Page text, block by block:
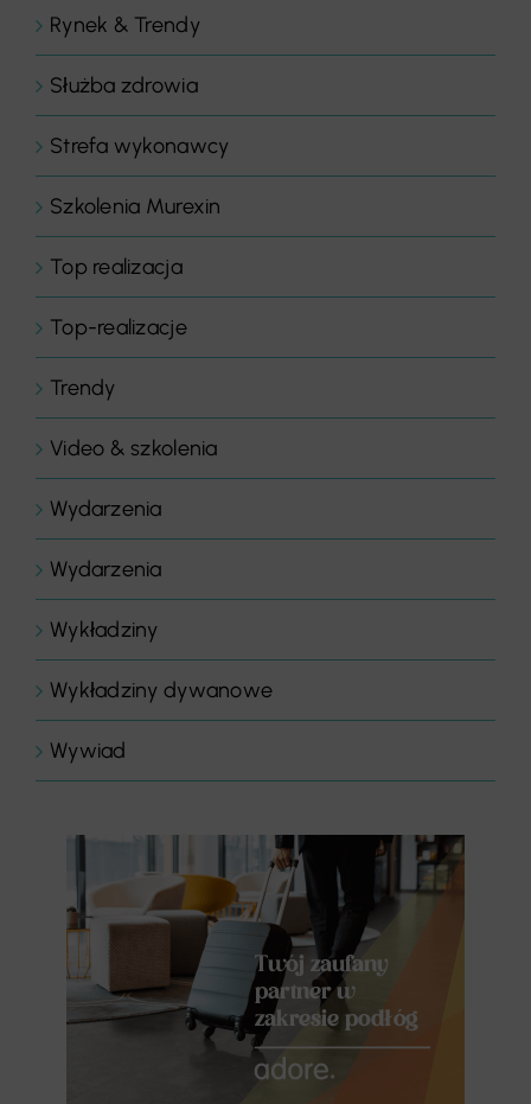
Rynek & Trendy
Służba zdrowia
Strefa wykonawcy
Szkolenia Murexin
Top realizacja
Top-realizacje
Trendy
Video & szkolenia
Wydarzenia
Wydarzenia
Wykładziny
Wykładziny dywanowe
Wywiad